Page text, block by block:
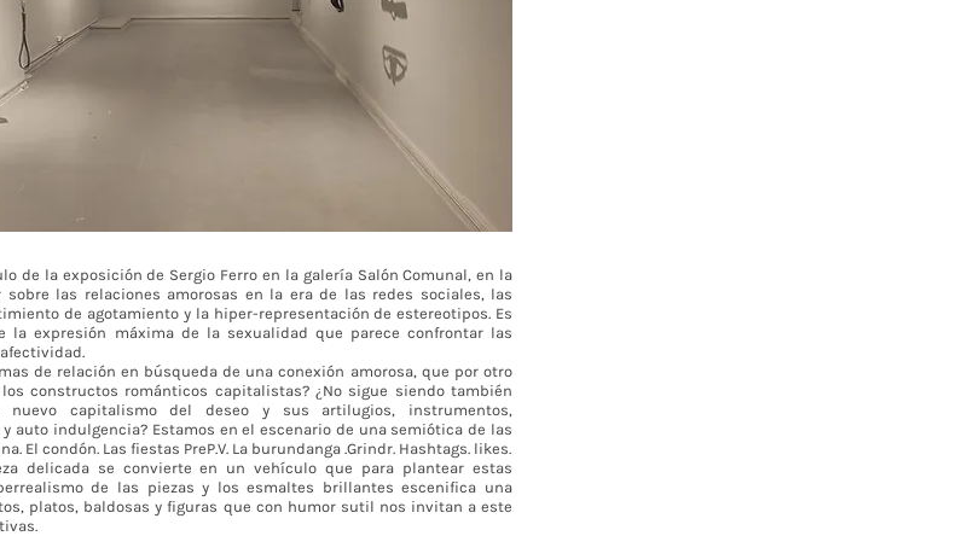
de la exposición de Sergio Ferro en la galería Salón Comunal, en la
las relaciones amorosas en la era de las redes sociales, las
de agotamiento y la hiper-representación de estereotipos. Es
la expresión máxima de la sexualidad que parece confrontar las
de relación en búsqueda de una conexión amorosa, que por otro
constructos románticos capitalistas? ¿No sigue siendo también
capitalismo del deseo y sus artilugios, instrumentos,
auto indulgencia? Estamos en el escenario de una semiótica de las
El condón. Las fiestas PreP.V. La burundanga .Grindr. Hashtags. likes.
delicada se convierte en un vehículo que para plantear estas
de las piezas y los esmaltes brillantes escenifica una
platos, baldosas y figuras que con humor sutil nos invitan a este